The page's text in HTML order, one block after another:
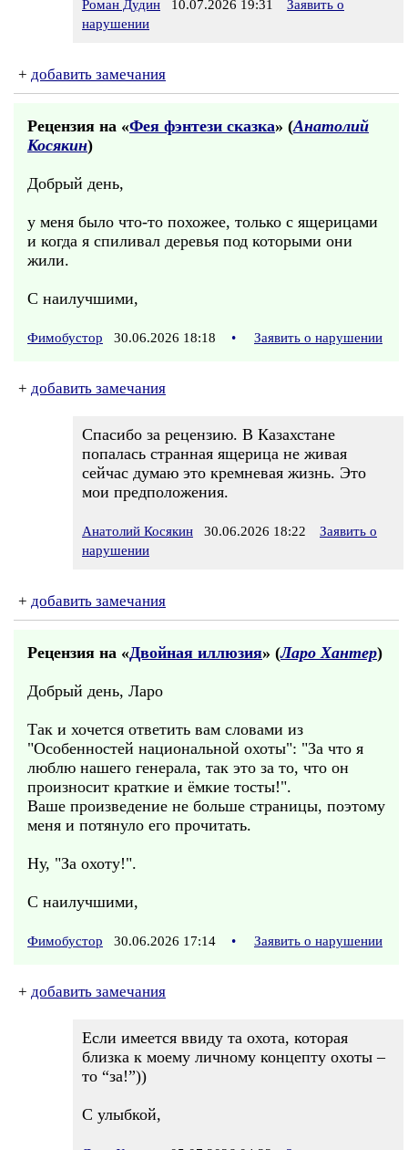
Роман Дудин 10.07.2026 19:31
Заявить о
нарушении
+ добавить замечания
Рецензия на «Фея фэнтези сказка» (Анатолий
Косякин)
Добрый день,
у меня было что-то похожее, только с ящерицами
и когда я спиливал деревья под которыми они
жили.
С наилучшими,
Фимобустор 30.06.2026 18:18 • Заявить о нарушении
+ добавить замечания
Спасибо за рецензию. В Казахстане
попалась странная ящерица не живая
сейчас думаю это кремневая жизнь. Это
мои предположения.
Анатолий Косякин 30.06.2026 18:22
Заявить о
нарушении
+ добавить замечания
Рецензия на «Двойная иллюзия» (Ларо Хантер)
Добрый день, Ларо
Так и хочется ответить вам словами из
"Особенностей национальной охоты": "За что я
люблю нашего генерала, так это за то, что он
произносит краткие и ёмкие тосты!".
Ваше произведение не больше страницы, поэтому
меня и потянуло его прочитать.
Ну, "За охоту!".
С наилучшими,
Фимобустор 30.06.2026 17:14 • Заявить о нарушении
+ добавить замечания
Если имеется ввиду та охота, которая
близка к моему личному концепту охоты –
то “за!”))
С улыбкой,